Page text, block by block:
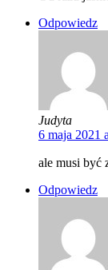
Odpowiedz
Judyta
6 maja 2021
ale musi być
Odpowiedz